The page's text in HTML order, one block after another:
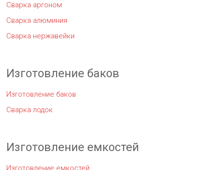
Сварка аргоном
Сварка алюминия
Сварка нержавейки
Изготовление баков
Изготовление баков
Сварка лодок
Изготовление емкостей